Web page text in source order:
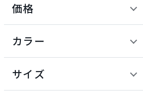
コンプレックスユニバー
CondeHouse
価格
カラー
サイズ